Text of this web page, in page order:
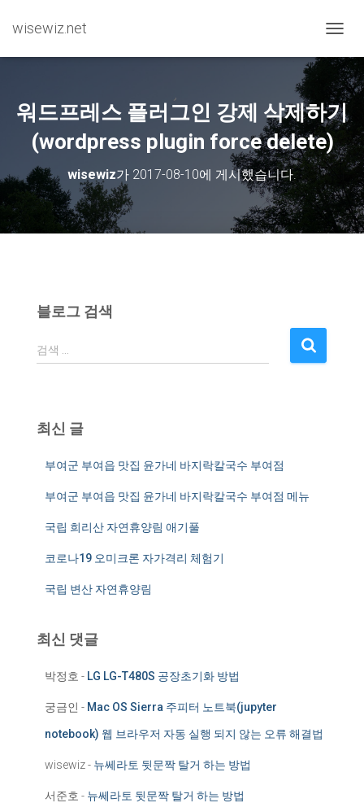
wisewiz.net
워드프레스 플러그인 강제 삭제하기
(wordpress plugin force delete)
wisewiz가 2017-08-10에 게시했습니다.
블로그 검색
검
색
검색 …
최신 글
부여군 부여읍 맛집 윤가네 바지락칼국수 부여점
부여군 부여읍 맛집 윤가네 바지락칼국수 부여점 메뉴
국립 희리산 자연휴양림 애기풀
코로나19 오미크론 자가격리 체험기
국립 변산 자연휴양림
최신 댓글
박정호 - LG LG-T480S 공장초기화 방법
궁금인 - Mac OS Sierra 주피터 노트북(jupyter
notebook) 웹 브라우저 자동 실행 되지 않는 오류 해결법
wisewiz- 뉴쎄라토 뒷문짝 탈거 하는 방법
서준호 - 뉴쎄라토 뒷문짝 탈거 하는 방법